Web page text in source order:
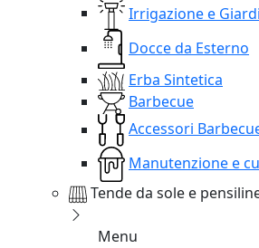
Irrigazione e
Docce da Esterno
Erba Sintetica
Barbecue
Accessori
Manutenzione e
Tende da sole e
Menu